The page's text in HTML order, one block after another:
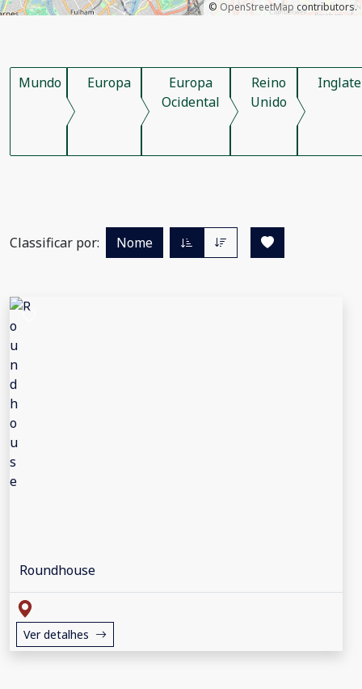
© OpenStreetMap contributors.
Mundo Europa
Europa
Ocidental
Reino
Unido
Classificar por: Nome
Roundhouse
Ver detalhes